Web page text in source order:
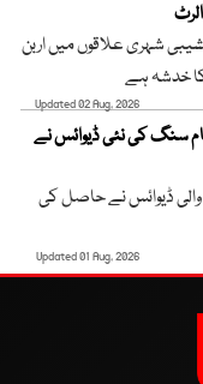
شہری علاقوں میں اربن
کا خدشہ ہے
Updated 02 Aug, 2026
سنگ کی نئی ڈیوائس نے
والی ڈیوائس نے حاصل کی
Updated 01 Aug, 2026